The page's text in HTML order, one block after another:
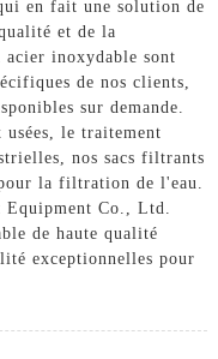
en fait une solution de
et de la
inoxydable sont
de nos clients,
sur demande.
le traitement
nos sacs filtrants
la filtration de l'eau.
Equipment Co., Ltd.
de haute qualité
exceptionnelles pour